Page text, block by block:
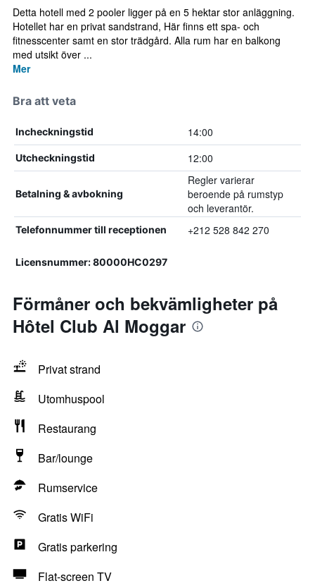
Detta hotell med 2 pooler ligger på en 5 hektar stor anläggning.
Hotellet har en privat sandstrand, Här finns ett spa- och
fitnesscenter samt en stor trädgård. Alla rum har en balkong
med utsikt över ...
Mer
Bra att veta
Incheckningstid 14:00
Utcheckningstid 12:00
Betalning & avbokning
Regler varierar
beroende på rumstyp
och leverantör.
Telefonnummer till receptionen +212 528 842 270
Licensnummer: 80000HC0297
Förmåner och bekvämligheter på
Hôtel Club Al Moggar
Privat strand
Utomhuspool
Restaurang
Bar/lounge
Rumservice
Gratis WiFi
Gratis parkering
Flat-screen TV